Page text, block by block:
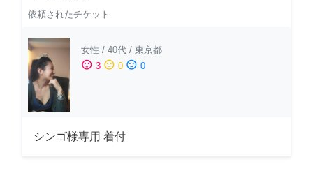
依頼されたチケット
女性 / 40代 / 東京都
sentiment_satisfied 3 sentiment_neutral 0 sentiment_dissatisfied 0
シンゴ様専用 着付